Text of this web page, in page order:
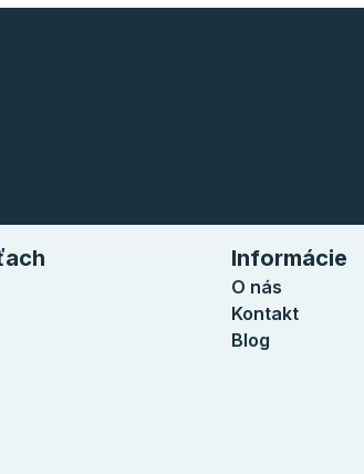
Informácie
O nás
Kontakt
Blog